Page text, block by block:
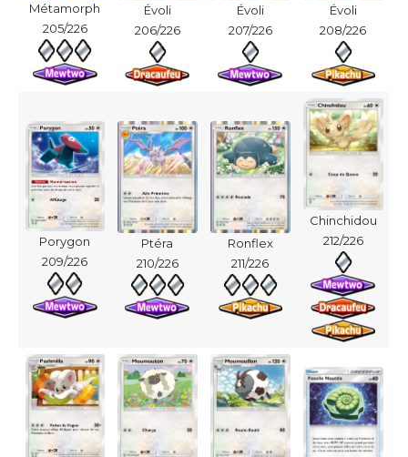
Métamorph
205/226
Évoli
206/226
Évoli
207/226
Évoli
208/226
Porygon
209/226
Ptéra
210/226
Ronflex
211/226
Chinchidou
212/226